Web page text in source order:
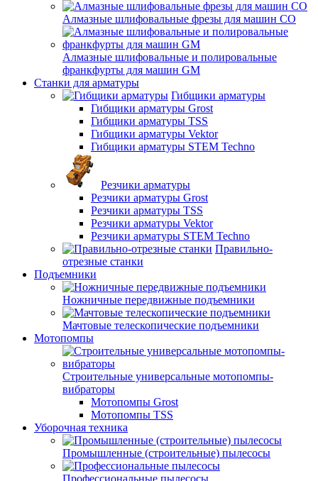
Алмазные шлифовальные фрезы для машин СО
Алмазные шлифовальные и полировальные
франкфурты для машин GM
Станки для арматуры
Гибщики арматуры
Гибщики арматуры Grost
Гибщики арматуры TSS
Гибщики арматуры Vektor
Гибщики арматуры STEM Techno
Резчики арматуры
Резчики арматуры Grost
Резчики арматуры TSS
Резчики арматуры Vektor
Резчики арматуры STEM Techno
Правильно-
отрезные станки
Подъемники
Ножничные передвижные подъемники
Мачтовые телескопические подъемники
Мотопомпы
Строительные универсальные мотопомпы-
вибраторы
Мотопомпы Grost
Мотопомпы TSS
Уборочная техника
Промышленные (строительные) пылесосы
Профессиональные пылесосы